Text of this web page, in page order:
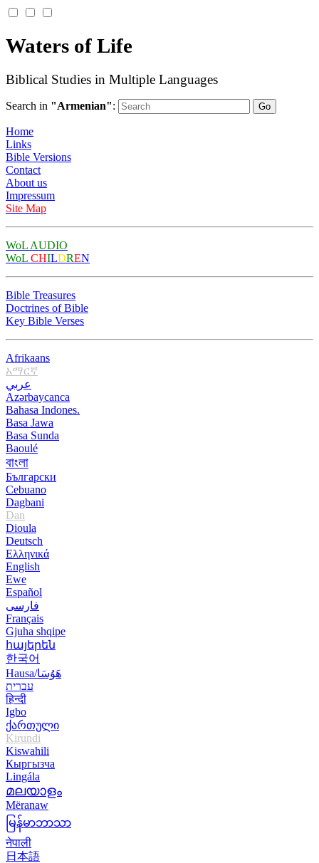
Waters of Life
Biblical Studies in Multiple Languages
Search in "Armenian":
Home
Links
Bible Versions
Contact
About us
Impressum
Site Map
WoL AUDIO
WoL CHILDREN
Bible Treasures
Doctrines of Bible
Key Bible Verses
Afrikaans
አማርኛ
عربي
Azərbaycanca
Bahasa Indones.
Basa Jawa
Basa Sunda
Baoulé
বাংলা
Български
Cebuano
Dagbani
Dan
Dioula
Deutsch
Ελληνικά
English
Ewe
Español
فارسی
Français
Gjuha shqipe
հայերեն
한국어
Hausa/هَوُسَا
עברית
हिन्दी
Igbo
ქართული
Kirundi
Kiswahili
Кыргызча
Lingála
മലയാളം
Mëranaw
မြန်မာဘာသာ
नेपाली
日本語